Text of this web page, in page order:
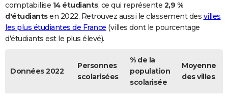
comptabilise 14 étudiants, ce qui représente 2,9 %
d'étudiantsen 2022. Retrouvez aussi le classement des villes
les plus étudiantes de France (villes dont le pourcentage
d'étudiants est le plus élevé).
Données 2022
Personnes
scolarisées
% de la
population
scolarisée
Moyenne
des villes